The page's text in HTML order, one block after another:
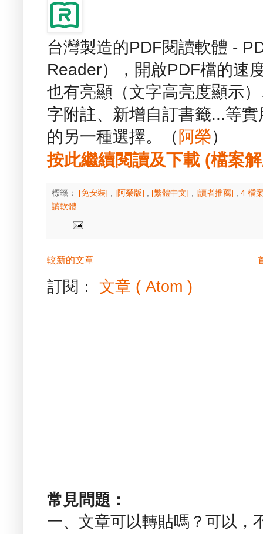
台灣製造的PDF閱讀軟體 -
Reader），開啟PDF檔的速
也有亮顯（文字高亮度顯示
字附註、新增自訂書籤...等
的另一種選擇。（ 阿榮）
按此繼續閱讀及下載 (檔案
標籤： [免安裝] [阿榮版] [繁體中文] [讀者推薦]
4 檔
讀軟體
較新的文章
訂閱： 文章 ( Atom )
常見問題：
一、文章可以轉貼嗎？可以，